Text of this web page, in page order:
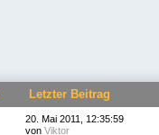
Letzter Beitrag
20. Mai 2011, 12:35:59
von Viktor